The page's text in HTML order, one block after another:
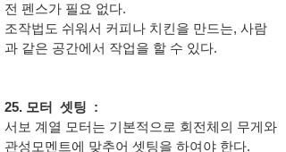
전 펜스가 필요 없다.
조작법도 쉬워서 커피나 치킨을 만드는, 사람
과 같은 공간에서 작업을 할 수 있다.
25. 모터 셋팅 :
서보 계열 모터는 기본적으로 회전체의 무게와
관성모멘트에 맞추어 셋팅을 하여야 한다.